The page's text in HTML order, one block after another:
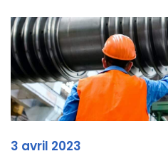
3 avril 2023